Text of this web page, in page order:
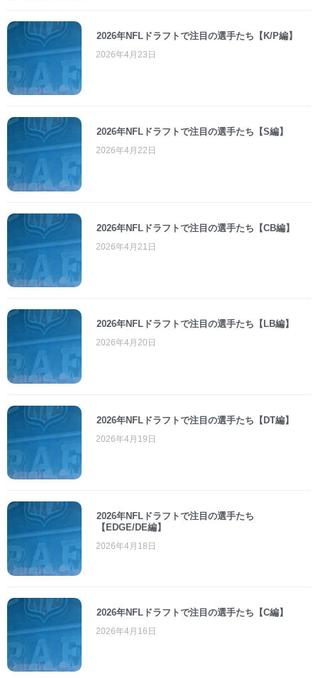
2026年NFLドラフトで注目の選手たち【K/P編】
2026年4月23日
2026年NFLドラフトで注目の選手たち【S編】
2026年4月22日
2026年NFLドラフトで注目の選手たち【CB編】
2026年4月21日
2026年NFLドラフトで注目の選手たち【LB編】
2026年4月20日
2026年NFLドラフトで注目の選手たち【DT編】
2026年4月19日
2026年NFLドラフトで注目の選手たち
【EDGE/DE編】
2026年4月18日
2026年NFLドラフトで注目の選手たち【C編】
2026年4月16日